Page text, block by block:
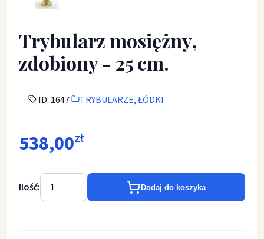
Trybularz mosiężny,
zdobiony - 25 cm.
ID: 1647 TRYBULARZE, ŁÓDKI
538,00zł
Ilość: Dodaj do koszyka